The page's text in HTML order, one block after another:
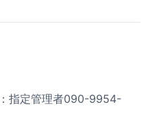
指定管理者090-9954-